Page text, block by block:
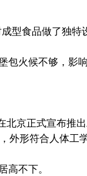
食品做了独特
包火候不够，影
京正式宣布推出
形符合人体工
不下。